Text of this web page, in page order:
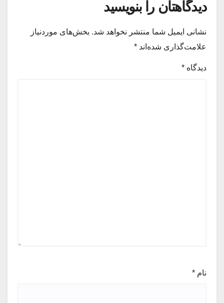
دیدگاهتان را بنویسید
نشانی ایمیل شما منتشر نخواهد شد. بخش‌های موردنیاز
علامت‌گذاری شده‌اند *
دیدگاه *
نام *